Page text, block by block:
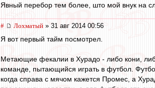
Явный перебор тем более, што мой внук на
# Лохматый » 31 авг 2014 00:56
Я вот первый тайм посмотрел.
Метающие фекалии в Хурадо - либо кони,
команде, пытающийся играть в футбол.
когда справа с мячом кажется Промес, а